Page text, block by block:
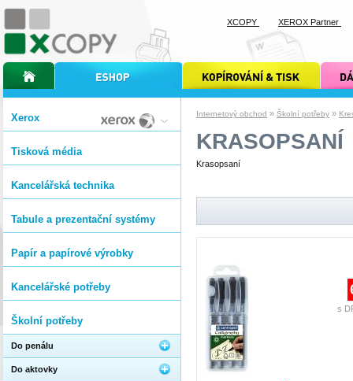
Internetový obchod » Školní potřeby »
KRASOPSANÍ
Krasopsaní
s
Xerox
Tisková média
Kancelářská technika
Tabule a prezentační systémy
Papír a papírové výrobky
Kancelářské potřeby
Školní potřeby
Do penálu
Do aktovky
úvodní stránka xcopyinternetový obchod xcopy kopírování a tisk xcopy dárkové
XCOPY XEROX Partner